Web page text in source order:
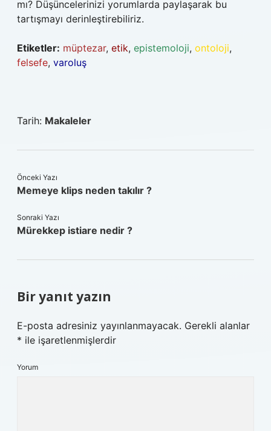
mı? Düşüncelerinizi yorumlarda paylaşarak bu
tartışmayı derinleştirebiliriz.
Etiketler: müptezar, etik, epistemoloji, ontoloji,
felsefe, varoluş
Tarih: Makaleler
Önceki Yazı
Memeye klips neden takılır ?
Sonraki Yazı
Mürekkep istiare nedir ?
Bir yanıt yazın
E-posta adresiniz yayınlanmayacak. Gerekli alanlar
* ile işaretlenmişlerdir
Yorum